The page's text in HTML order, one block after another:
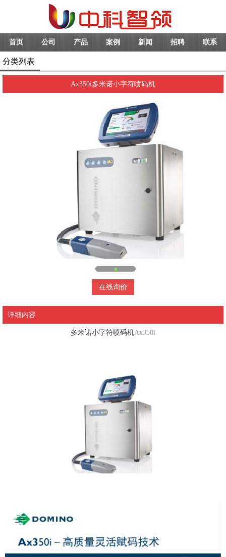
首页 公司 产品 案例 新闻 招聘 联系
分类列表
Ax350i多米诺小字符喷码机
在线询价
详细内容
多米诺小字符喷码机Ax350i